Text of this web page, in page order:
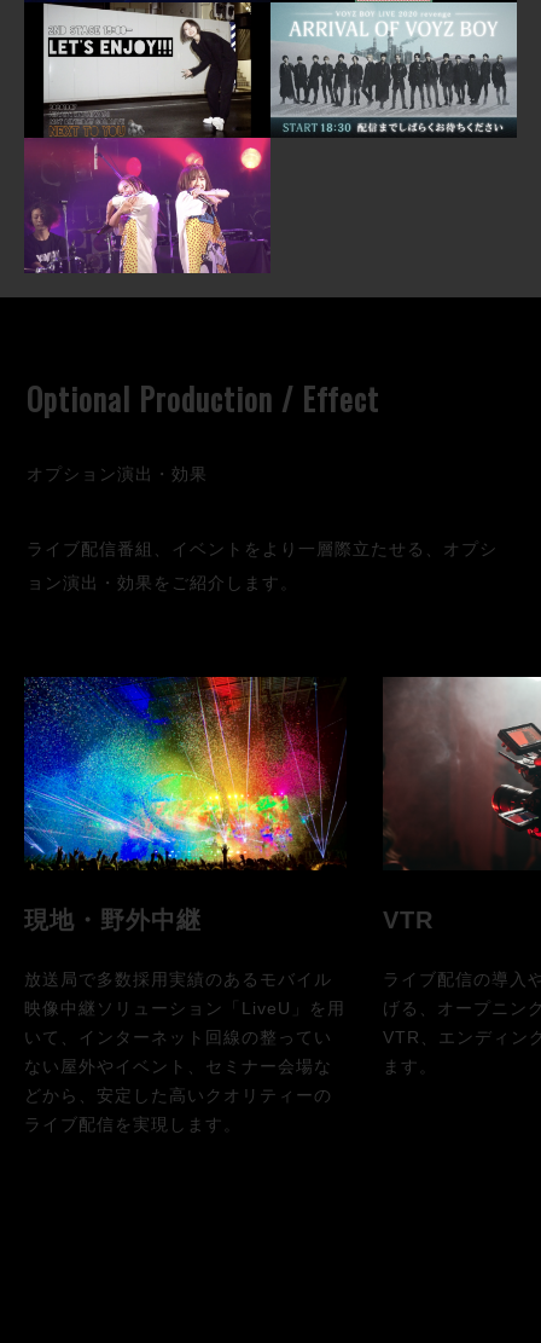
Optional Production / Effect
オプション演出・効果
ライブ配信番組、イベントをより一層際立たせる、オプシ
ョン演出・効果をご紹介します。
現地・野外中継
放送局で多数採用実績のあるモバイル
映像中継ソリューション「LiveU」を用
いて、インターネット回線の整ってい
ない屋外やイベント、セミナー会場な
どから、安定した高いクオリティーの
ライブ配信を実現します。
VTR
ライブ配信の導入
げる、オープニン
VTR、エンディン
ます。